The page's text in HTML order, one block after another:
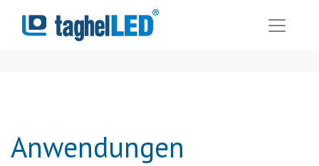
Anwendungen